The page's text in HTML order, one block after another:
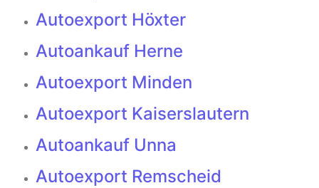
Autoexport Höxter
Autoankauf Herne
Autoexport Minden
Autoexport Kaiserslautern
Autoankauf Unna
Autoexport Remscheid